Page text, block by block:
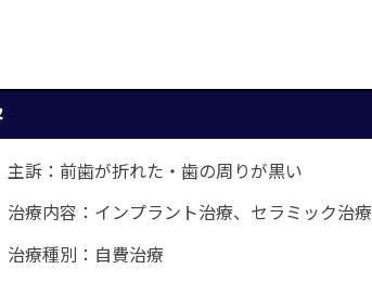
主訴：前歯が折れた・歯の周りが黒い
治療内容：インプラント治療、セラミック治療
治療種別：自費治療